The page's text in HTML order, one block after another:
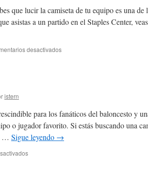
que lucir la camiseta de tu equipo es una de
asistas a un partido en el Staples Center,
desactivadosen
istern
para los fanáticos del baloncesto y
o jugador favorito. Si estás buscando una
… Sigue leyendo →
en